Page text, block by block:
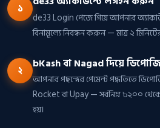
১
de33 Login পেজে গিয়ে আপনার
বিনামূল্যে নিবন্ধন করুন — মাত্র ২
২ bKash বা Nagad দিয়ে
আপনার পছন্দের পেমেন্ট পদ্ধতিতে
Rocket বা Upay — সর্বনিম্ন ৳২০০
হয়।